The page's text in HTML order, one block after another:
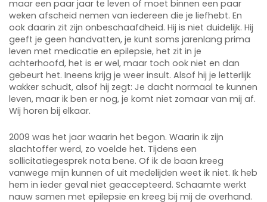
maar een paar jaar te leven of moet binnen een paar
weken afscheid nemen van iedereen die je liefhebt. En
ook daarin zit zijn onbeschaafdheid. Hij is niet duidelijk. Hij
geeft je geen handvatten, je kunt soms jarenlang prima
leven met medicatie en epilepsie, het zit in je
achterhoofd, het is er wel, maar toch ook niet en dan
gebeurt het. Ineens krijg je weer insult. Alsof hij je letterlijk
wakker schudt, alsof hij zegt: Je dacht normaal te kunnen
leven, maar ik ben er nog, je komt niet zomaar van mij af.
Wij horen bij elkaar.
2009 was het jaar waarin het begon. Waarin ik zijn
slachtoffer werd, zo voelde het. Tijdens een
sollicitatiegesprek nota bene. Of ik de baan kreeg
vanwege mijn kunnen of uit medelijden weet ik niet. Ik heb
hem in ieder geval niet geaccepteerd. Schaamte werkt
nauw samen met epilepsie en kreeg bij mij de overhand.